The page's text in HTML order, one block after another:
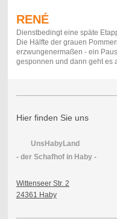
RENÉ
Dienstbedingt eine späte
Die Hälfte der grauen
erzwungenermaßen - ein
gesponnen und dann geht es
Hier finden Sie uns
UnsHabyLand
- der Schafhof in Haby -
Wittenseer Str. 2
24361 Haby